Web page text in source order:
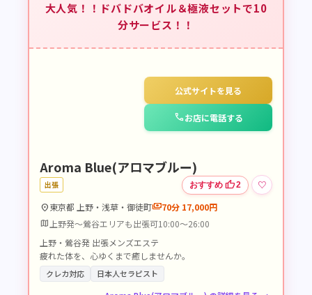
大人気！！ドバドバオイル＆極液セットで10
分サービス！！
公式サイトを見る
callお店に電話する
Aroma Blue(アロマブルー)
出張 おすすめ thumb_up2 ♡
location_on東京都 上野・浅草・御徒町payments70分 17,000円
map 上野発～鶯谷エリアも出張可10:00～26:00
上野・鶯谷発 出張メンズエステ
疲れた体を、心ゆくまで癒しませんか。
クレカ対応 日本人セラピスト